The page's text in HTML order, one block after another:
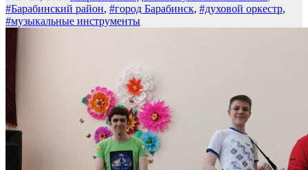
#Барабинский район, #город Барабинск, #духовой оркестр,
#музыкальные инструменты